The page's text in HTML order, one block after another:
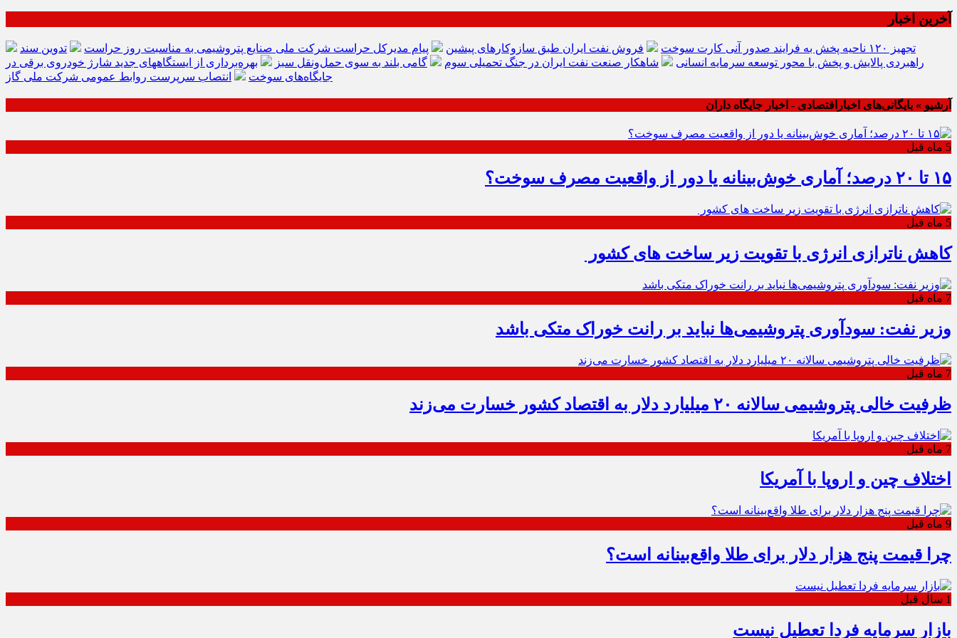
آخرین اخبار
تجهیز ۱۲۰ ناحیه پخش به فرایند صدور آنی کارت سوخت فروش نفت ایران طبق سازوکارهای پیشین پیام مدیرکل حراست شرکت ملی صنایع پتروشیمی به مناسبت روز حراست
تدوین سند
راهبردی پالایش و پخش با محور توسعه سرمایه انسانی
شاهکار صنعت نفت ایران در جنگ تحمیلی سوم گامی بلند به سوی حمل‌ونقل سبز
بهره‌برداری از ایستگاههای جدید شارژ خودروی برقی در
جایگاه‌های سوخت
انتصاب سرپرست روابط عمومی شرکت ملی گاز
آرشیو » بایگانی‌های اخباراقتصادی - اخبار جایگاه داران
5 ماه قبل
۱۵ تا ۲۰ درصد؛ آماری خوش‌بینانه یا دور از واقعیت مصرف سوخت؟
5 ماه قبل
کاهش ناترازی انرژی با تقویت زیر ساخت های کشور
7 ماه قبل
وزیر نفت: سودآوری پتروشیمی‌ها نباید بر رانت خوراک متکی باشد
7 ماه قبل
ظرفیت خالی پتروشیمی سالانه ۲۰ میلیارد دلار به اقتصاد کشور خسارت می‌زند
7 ماه قبل
اختلاف چین و اروپا با آمریکا
9 ماه قبل
چرا قیمت پنج هزار دلار برای طلا واقع‌بینانه است؟
1 سال قبل
بازار سرمایه فردا تعطیل نیست